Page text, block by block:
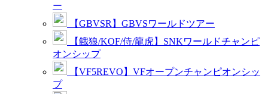
ー
【GBVSR】GBVSワールドツアー
【餓狼/KOF/侍/龍虎】SNKワールドチャンピ
オンシップ
【VF5REVO】VFオープンチャンピオンシッ
プ